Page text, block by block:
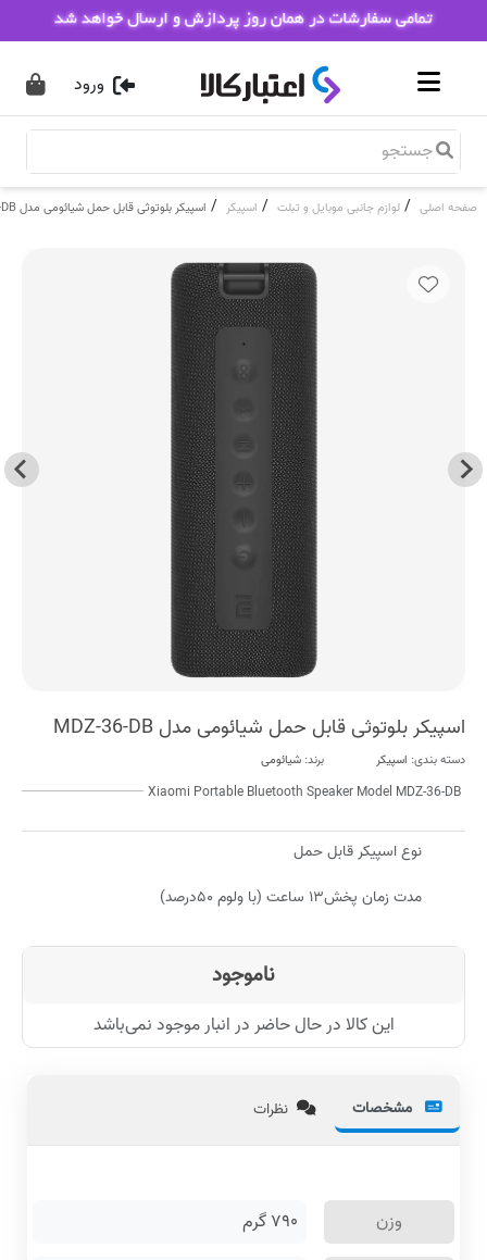
ورود
صفحه اصلی / لوازم جانبی موبایل و تبلت / اسپیکر / اسپیکر بلوتوثی قابل حمل شیائومی مدل MDZ-36-DB
اسپیکر بلوتوثی قابل حمل شیائومی مدل MDZ-36-DB
دسته بندی: اسپیکر برند: شیائومی
Xiaomi Portable Bluetooth Speaker Model MDZ-36-DB
نوع اسپیکر قابل حمل
مدت زمان پخش۱۳ ساعت (با ولوم ۵۰درصد)
ناموجود
این کالا در حال حاضر در انبار موجود نمی‌باشد
مشخصات نظرات
وزن ۷۹۰گرم